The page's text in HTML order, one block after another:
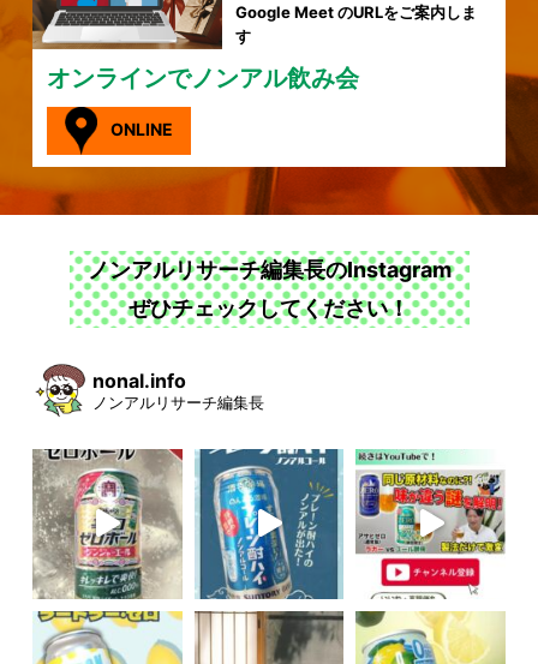
Google Meet のURLをご案内しま
す
オンラインでノンアル飲み会
ONLINE
ノンアルリサーチ編集長のInstagram
ぜひチェックしてください！
nonal.info
ノンアルリサーチ編集長